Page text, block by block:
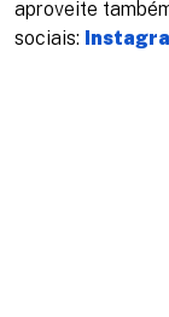
aproveite
sociais: